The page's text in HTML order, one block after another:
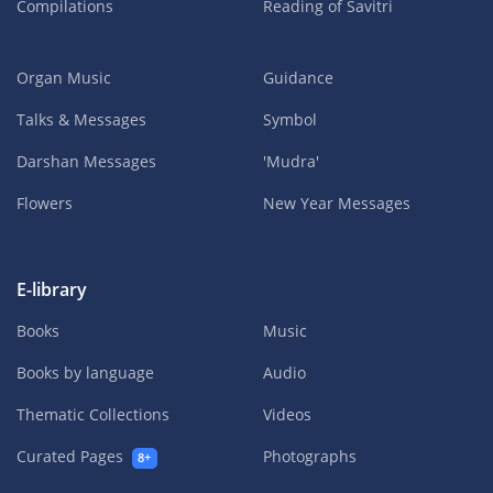
Compilations Reading of Savitri
Organ Music
Talks & Messages
Darshan Messages
Flowers
Guidance
Symbol
'Mudra'
New Year Messages
E-library
Books
Books by language
Thematic Collections
Curated Pages
8+
Music
Audio
Videos
Photographs